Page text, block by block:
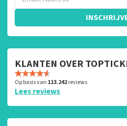
KLANTEN OVER
Op basis van 113.242reviews
Lees reviews